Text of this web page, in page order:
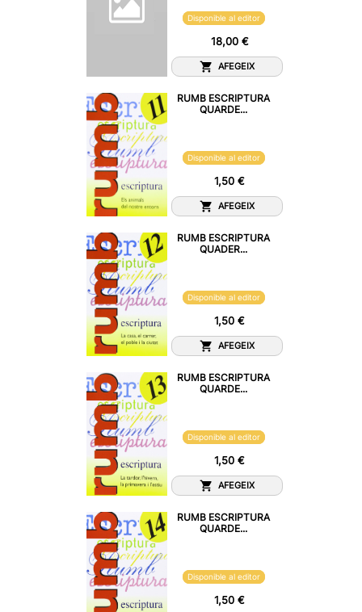
Disponible al editor
18,00 €
AFEGEIX
RUMB ESCRIPTURA
QUARDE...
Disponible al editor
1,50 €
AFEGEIX
RUMB ESCRIPTURA
QUADER...
Disponible al editor
1,50 €
AFEGEIX
RUMB ESCRIPTURA
QUARDE...
Disponible al editor
1,50 €
AFEGEIX
RUMB ESCRIPTURA
QUARDE...
Disponible al editor
1,50 €